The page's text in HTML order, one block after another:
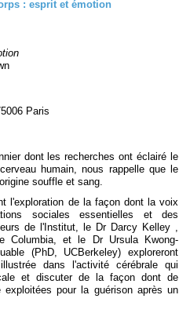
Paris
dont les recherches ont éclairé le
humain, nous rappelle que le
souffle et sang.
l'exploration de la façon dont la voix
sociales essentielles et des
de l'Institut, le Dr Darcy Kelley ,
Columbia, et le Dr Ursula Kwong-
(PhD, UCBerkeley) exploreront
dans l'activité cérébrale qui
et discuter de la façon dont de
exploitées pour la guérison après un